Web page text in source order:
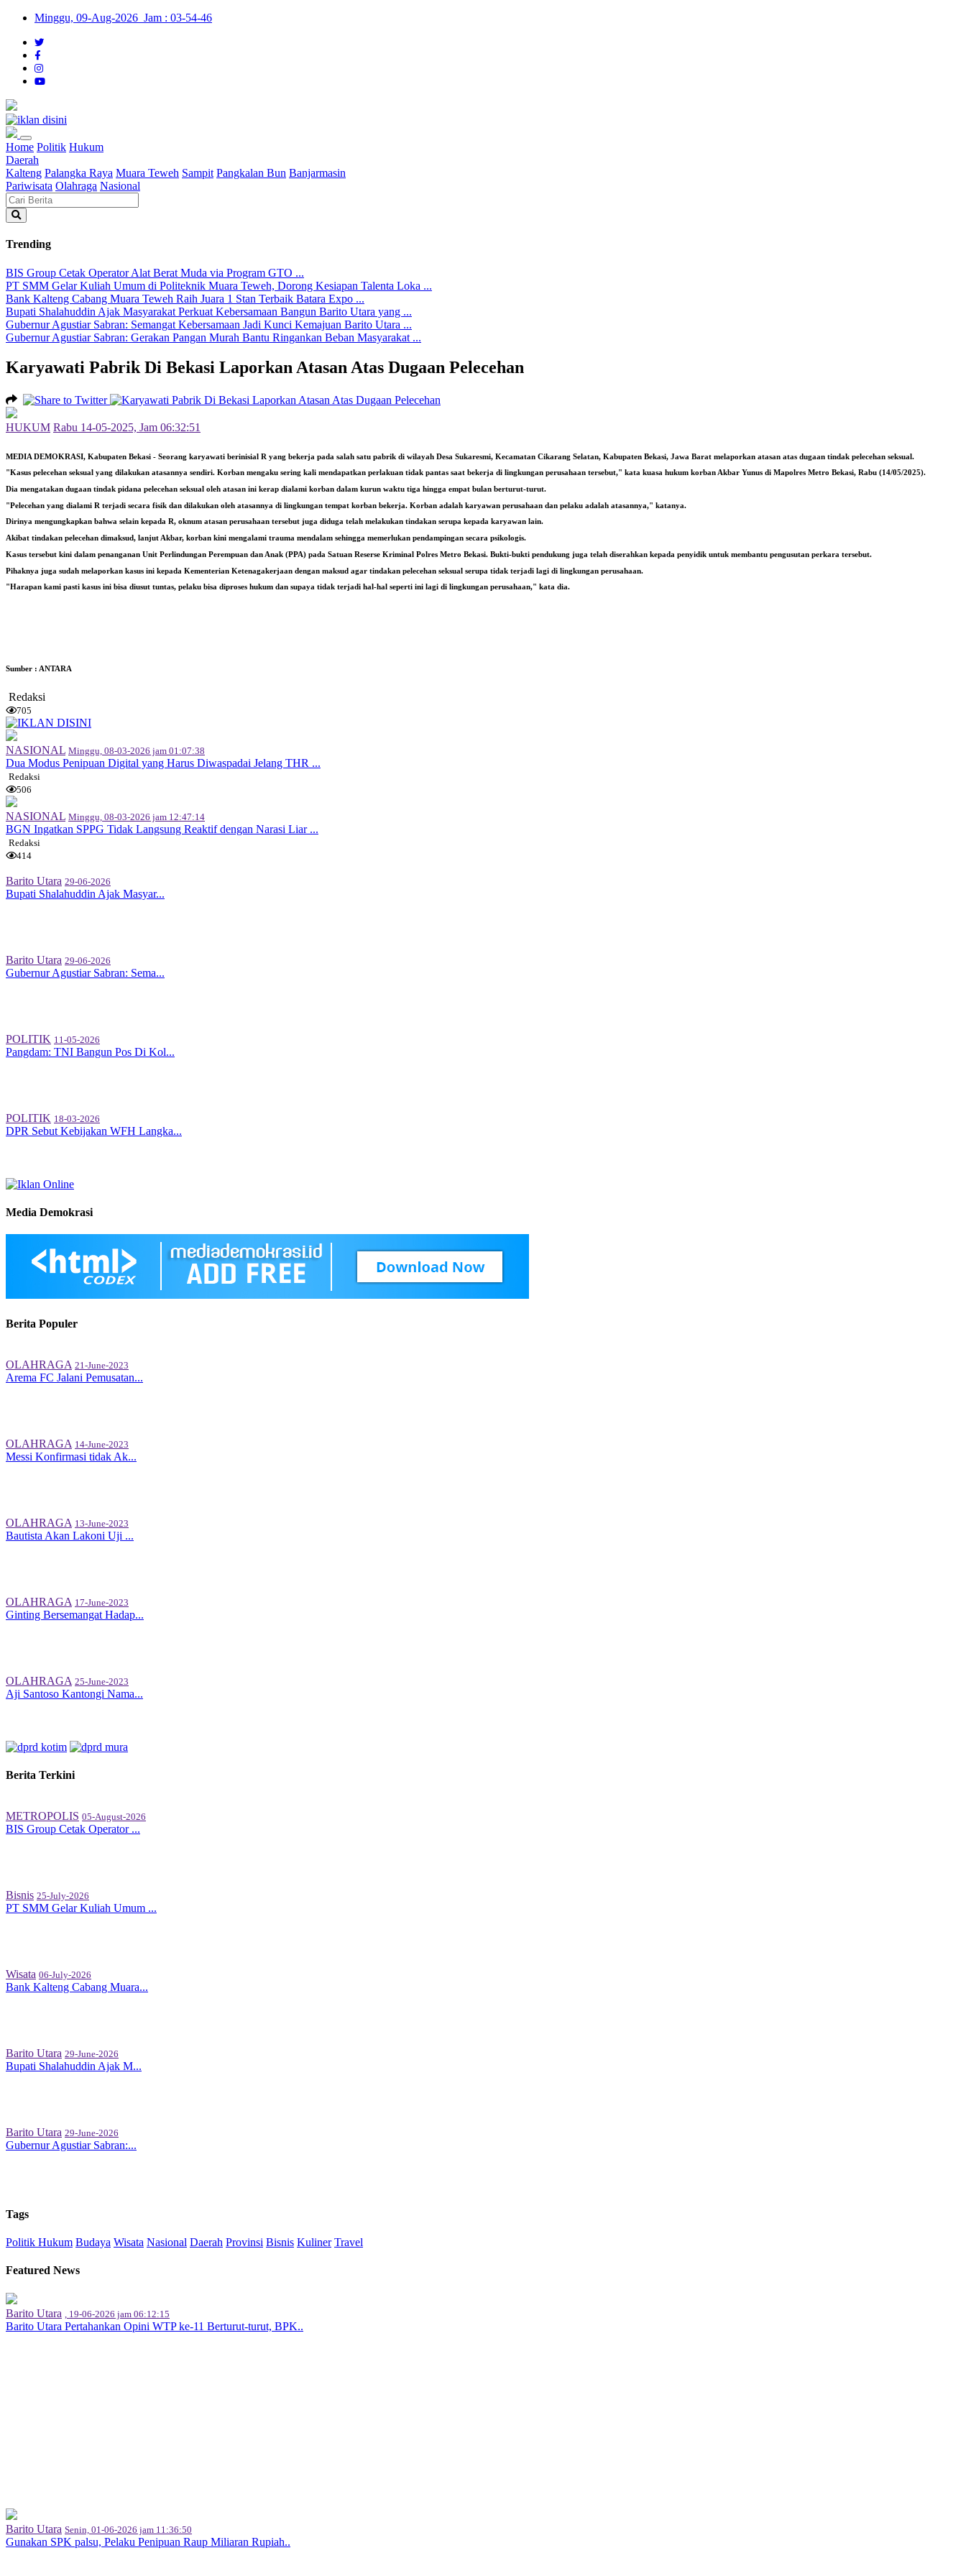
Minggu, 09-Aug-2026 Jam : 03-54-46
Home Politik Hukum
Daerah
Kalteng Palangka Raya Muara Teweh Sampit Pangkalan Bun Banjarmasin
Pariwisata Olahraga Nasional
Trending
BIS Group Cetak Operator Alat Berat Muda via Program GTO ...
PT SMM Gelar Kuliah Umum di Politeknik Muara Teweh, Dorong Kesiapan Talenta Loka ...
Bank Kalteng Cabang Muara Teweh Raih Juara 1 Stan Terbaik Batara Expo ...
Bupati Shalahuddin Ajak Masyarakat Perkuat Kebersamaan Bangun Barito Utara yang ...
Gubernur Agustiar Sabran: Semangat Kebersamaan Jadi Kunci Kemajuan Barito Utara ...
Gubernur Agustiar Sabran: Gerakan Pangan Murah Bantu Ringankan Beban Masyarakat ...
Karyawati Pabrik Di Bekasi Laporkan Atasan Atas Dugaan Pelecehan
HUKUM Rabu 14-05-2025, Jam 06:32:51
MEDIA DEMOKRASI, Kabupaten Bekasi - Seorang karyawati berinisial R yang bekerja pada salah satu pabrik di wilayah Desa Sukaresmi, Kecamatan Cikarang Selatan, Kabupaten Bekasi, Jawa Barat melaporkan atasan atas dugaan tindak pelecehan seksual.
"Kasus pelecehan seksual yang dilakukan atasannya sendiri. Korban mengaku sering kali mendapatkan perlakuan tidak pantas saat bekerja di lingkungan perusahaan tersebut," kata kuasa hukum korban Akbar Yunus di Mapolres Metro Bekasi, Rabu (14/05/2025).
Dia mengatakan dugaan tindak pidana pelecehan seksual oleh atasan ini kerap dialami korban dalam kurun waktu tiga hingga empat bulan berturut-turut.
"Pelecehan yang dialami R terjadi secara fisik dan dilakukan oleh atasannya di lingkungan tempat korban bekerja. Korban adalah karyawan perusahaan dan pelaku adalah atasannya," katanya.
Dirinya mengungkapkan bahwa selain kepada R, oknum atasan perusahaan tersebut juga diduga telah melakukan tindakan serupa kepada karyawan lain.
Akibat tindakan pelecehan dimaksud, lanjut Akbar, korban kini mengalami trauma mendalam sehingga memerlukan pendampingan secara psikologis.
Kasus tersebut kini dalam penanganan Unit Perlindungan Perempuan dan Anak (PPA) pada Satuan Reserse Kriminal Polres Metro Bekasi. Bukti-bukti pendukung juga telah diserahkan kepada penyidik untuk membantu pengusutan perkara tersebut.
Pihaknya juga sudah melaporkan kasus ini kepada Kementerian Ketenagakerjaan dengan maksud agar tindakan pelecehan seksual serupa tidak terjadi lagi di lingkungan perusahaan.
"Harapan kami pasti kasus ini bisa diusut tuntas, pelaku bisa diproses hukum dan supaya tidak terjadi hal-hal seperti ini lagi di lingkungan perusahaan," kata dia.
Sumber : ANTARA
Redaksi
705
NASIONAL Minggu, 08-03-2026 jam 01:07:38
Dua Modus Penipuan Digital yang Harus Diwaspadai Jelang THR ...
Redaksi
506
NASIONAL Minggu, 08-03-2026 jam 12:47:14
BGN Ingatkan SPPG Tidak Langsung Reaktif dengan Narasi Liar ...
Redaksi
414
Barito Utara 29-06-2026
Bupati Shalahuddin Ajak Masyar...
Barito Utara 29-06-2026
Gubernur Agustiar Sabran: Sema...
POLITIK 11-05-2026
Pangdam: TNI Bangun Pos Di Kol...
POLITIK 18-03-2026
DPR Sebut Kebijakan WFH Langka...
Media Demokrasi
Berita Populer
OLAHRAGA 21-June-2023
Arema FC Jalani Pemusatan...
OLAHRAGA 14-June-2023
Messi Konfirmasi tidak Ak...
OLAHRAGA 13-June-2023
Bautista Akan Lakoni Uji ...
OLAHRAGA 17-June-2023
Ginting Bersemangat Hadap...
OLAHRAGA 25-June-2023
Aji Santoso Kantongi Nama...
Berita Terkini
METROPOLIS 05-August-2026
BIS Group Cetak Operator ...
Bisnis 25-July-2026
PT SMM Gelar Kuliah Umum ...
Wisata 06-July-2026
Bank Kalteng Cabang Muara...
Barito Utara 29-June-2026
Bupati Shalahuddin Ajak M...
Barito Utara 29-June-2026
Gubernur Agustiar Sabran:...
Tags
Politik Hukum Budaya Wisata Nasional Daerah Provinsi Bisnis Kuliner Travel
Featured News
Barito Utara , 19-06-2026 jam 06:12:15
Barito Utara Pertahankan Opini WTP ke-11 Berturut-turut, BPK..
Barito Utara Senin, 01-06-2026 jam 11:36:50
Gunakan SPK palsu, Pelaku Penipuan Raup Miliaran Rupiah..